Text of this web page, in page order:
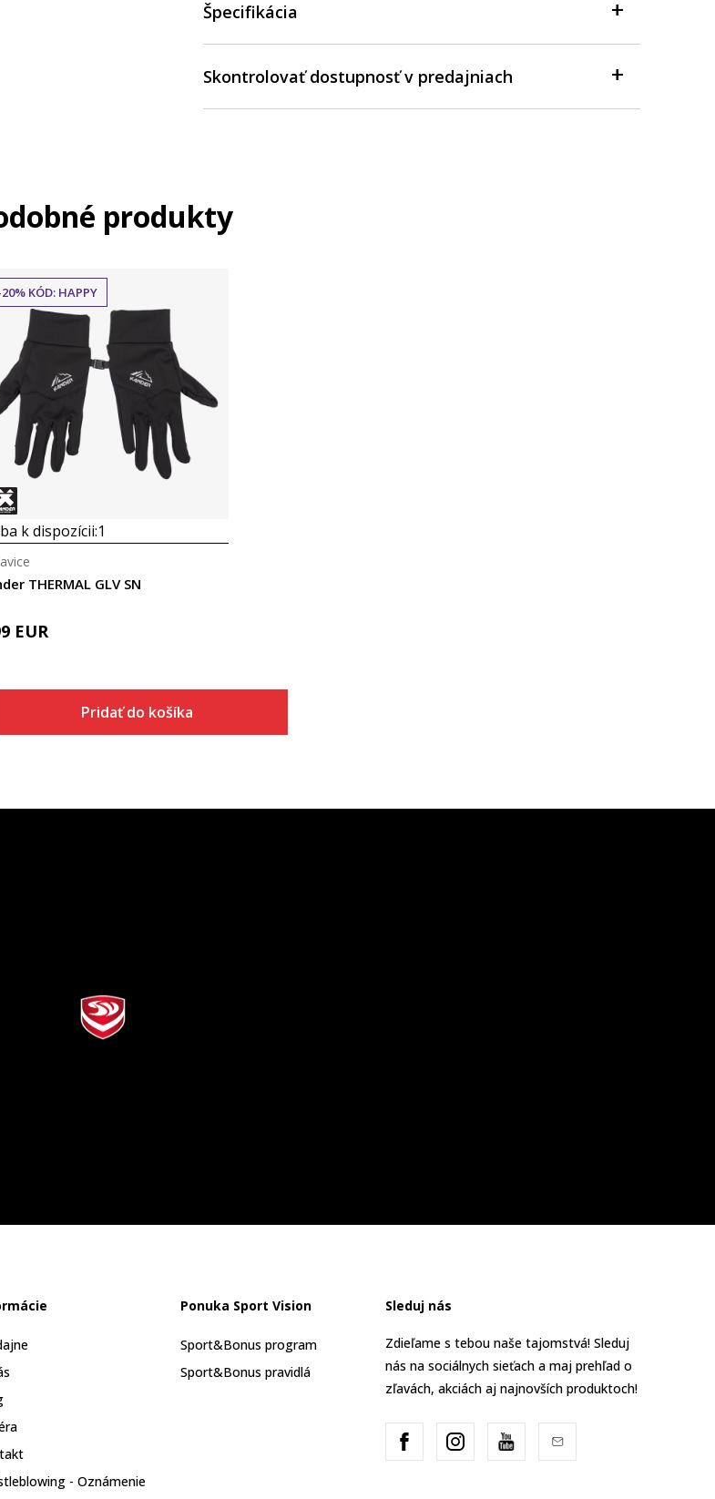
Špecifikácia
Skontrolovať dostupnosť v predajniach
produkty
KÓD: HAPPY
k dispozícii:1
THERMAL GLV SN
EUR
Pridať do košíka
- Oznámenie
Ponuka Sport Vision
Sport&Bonus program
Sport&Bonus pravidlá
Sleduj nás
Zdieľame s tebou naše tajomstvá! Sleduj
nás na sociálnych sieťach a maj prehľad o
zľavách, akciách aj najnovších produktoch!